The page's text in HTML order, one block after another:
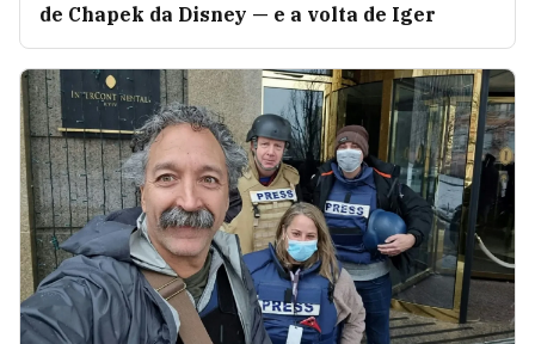
de Chapek da Disney — e a volta de Iger